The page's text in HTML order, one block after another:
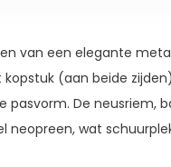
van een elegante
(aan beide
De neusriem,
wat